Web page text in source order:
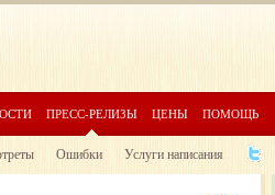
ПРЕСС-РЕЛИЗЫ ЦЕНЫ ПОМОЩЬ
Ошибки Услуги написания